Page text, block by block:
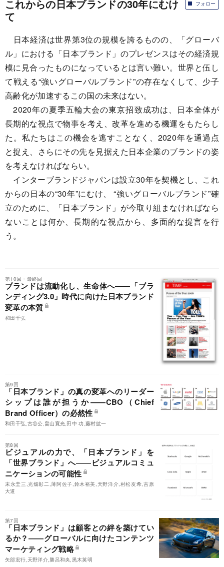
フォロー
これからの日本ブランドの30年にむけ
て
日本経済は世界第3位の規模を誇るものの、「グローバ
ル」における「日本ブランド」のプレゼンスはその経済規
模に見合ったものになっているとは言い難い。世界と伍し
て戦える“強いグローバルブランド”の存在なくして、少子
高齢化が加速するこの国の未来はない。
2020年の夏季五輪大会の東京招致成功は、日本全体が
長期的な視点で物事を考え、改革を進める機運をもたらし
た。私たちはこの機会を逃すことなく、2020年を通過点
と捉え、さらにその先を見据えた日本企業のブランドの姿
を考えなければならい。
インターブランドジャパンは設立30年を契機とし、これ
からの日本の“30年”にむけ、 “強いグローバルブランド”確
立のために、「日本ブランド」が今取り組まなければなら
ないことは何か、長期的な視点から、多面的な提言を行
う。
第10回・最終回
ブランドは流動化し、生命体へ――「ブラ
ンディング3.0」時代に向けた日本ブランド
変革の本質
和田千弘
第9回
「日本ブランド」の真の変革へのリーダー
シップは誰が担うか――CBO（Chief
Brand Officer）の必然性
和田千弘,古谷公,畠山寛光,田中 功,藤村紘一
第8回
ビジュアルの力で、「日本ブランド」を
「世界ブランド」へ――ビジュアルコミュ
ニケーションの可能性
末永圭三,光畑彰二,薄阿佐子,鈴木裕美,天野洋介,村松友希,吉原
大道
第7回
「日本ブランド」は顧客との絆を築けてい
るか？――グローバルに向けたコンテンツ
マーケティング戦略
矢部宏行,天野洋介,勝呂和央,黒木英明